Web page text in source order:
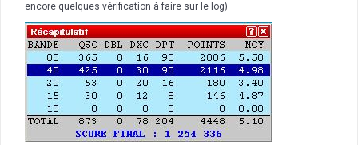
encore quelques vérification à faire sur le log)